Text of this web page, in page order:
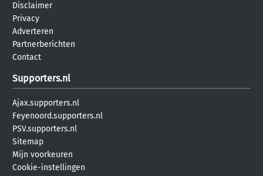
Disclaimer
Privacy
Adverteren
Partnerberichten
Contact
Supporters.nl
Ajax.supporters.nl
Feyenoord.supporters.nl
PSV.supporters.nl
Sitemap
Mijn voorkeuren
Cookie-instellingen